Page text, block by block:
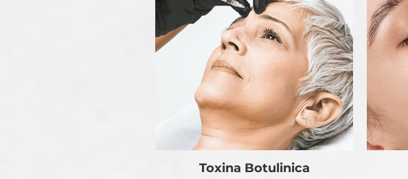
Toxina Botulinica